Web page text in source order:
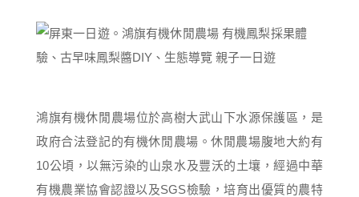
鴻旗有機休閒農場位於高樹大武山下水源保護區，是
政府合法登記的有機休閒農場。休閒農場腹地大約有
10公頃，以無污染的山泉水及豐沃的土壤，經過中華
有機農業協會認證以及SGS檢驗，培育出優質的農特